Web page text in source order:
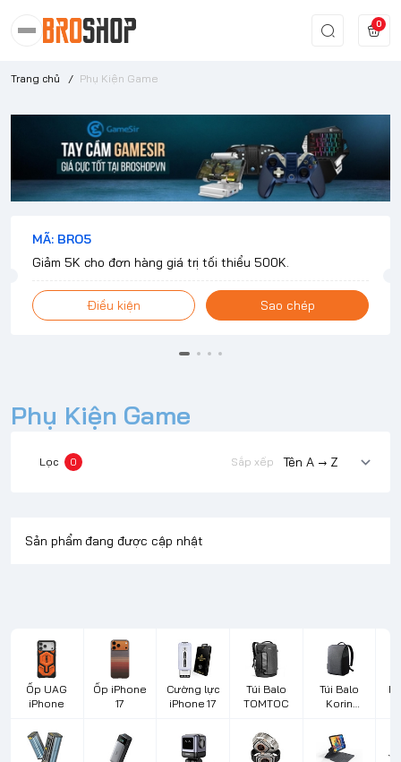
0
Trang chủ / Phụ Kiện Game
MÃ: BRO5
Giảm 5K cho đơn hàng giá trị tối thiểu 500K.
Điều kiện Sao chép
Phụ Kiện Game
Lọc 0 Sắp xếp
Sản phẩm đang được cập nhật
Ốp UAG
iPhone
Ốp iPhone
17
Cường lực
iPhone 17
Túi Balo
TOMTOC
Túi Balo
Korin